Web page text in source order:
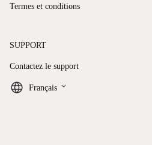
Termes et conditions
SUPPORT
Contactez le support
Français keyboard_arrow_down